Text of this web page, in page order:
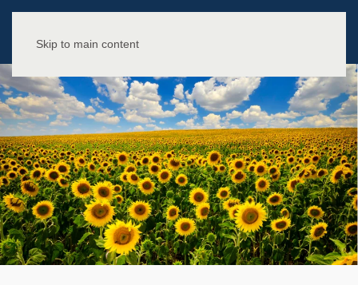
Skip to main content